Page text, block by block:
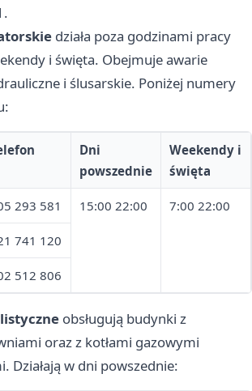
działa poza godzinami pracy
i święta. Obejmuje awarie
i ślusarskie. Poniżej numery
Dni
powszednie
Weekendy i
święta
293 581 15:00 22:00 7:00 22:00
741 120
512 806
obsługują budynki z
oraz z kotłami gazowymi
Działają w dni powszednie: